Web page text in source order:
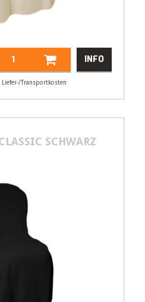
INFO
Liefer-/Transportkosten
SCHWARZ